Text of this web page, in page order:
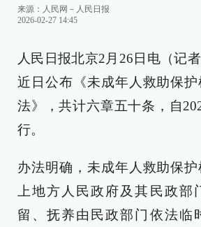
来源： 人民网－人民日报
2026-02-27 14:45
人民日报北京2月26日电（记
近日公布《未成年人救助保
法》，共计六章五十条，自
行。
办法明确，未成年人救助保
上地方人民政府及其民政部
留、抚养由民政部门依法临